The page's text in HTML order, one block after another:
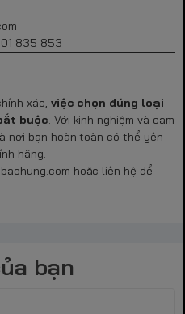
835 853
xác, việc chọn đúng loại
buộc. Với kinh nghiệm và cam
nơi bạn hoàn toàn có thể yên
hãng.
hoặc liên hệ để
bạn